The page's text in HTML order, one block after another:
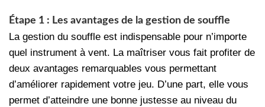
Étape 1 : Les avantages de la gestion de souffle
La gestion du souffle est indispensable pour n’importe
quel instrument à vent. La maîtriser vous fait profiter de
deux avantages remarquables vous permettant
d’améliorer rapidement votre jeu. D’une part, elle vous
permet d’atteindre une bonne justesse au niveau du